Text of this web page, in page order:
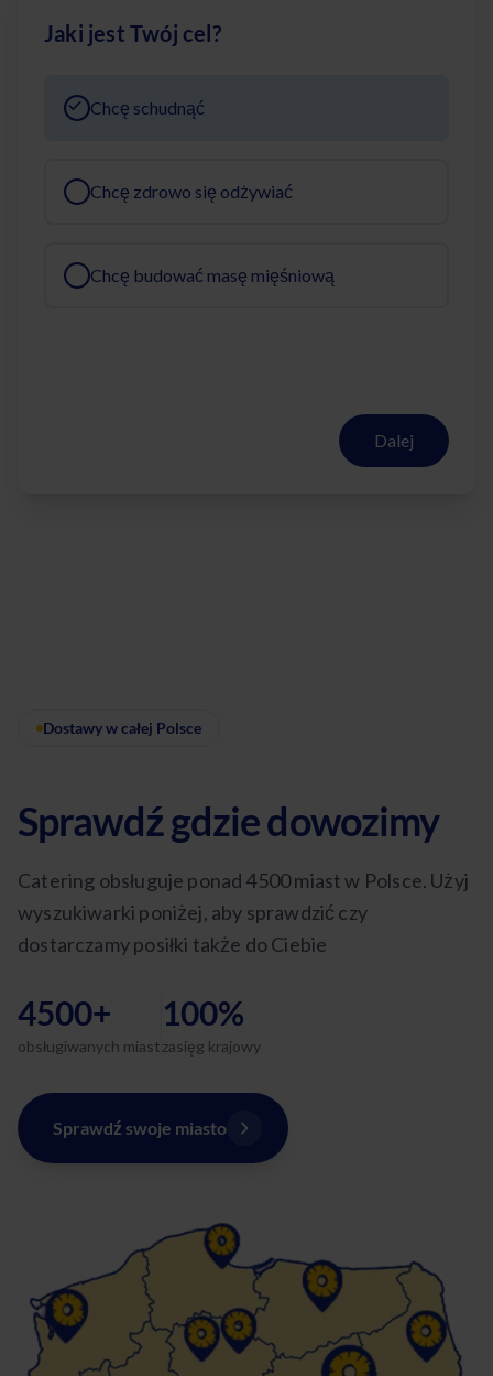
Jaki jest Twój cel?
Chcę schudnąć
Chcę zdrowo się odżywiać
Chcę budować masę mięśniową
Dalej
Dostawy w całej Polsce
Sprawdź gdzie dowozimy
Catering obsługuje ponad 4500 miast w Polsce. Użyj
wyszukiwarki poniżej, aby sprawdzić czy
dostarczamy posiłki także do Ciebie
4500+
obsługiwanych miast
100%
zasięg krajowy
Sprawdź swoje miasto